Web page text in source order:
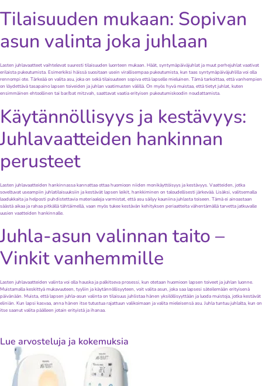
Tilaisuuden mukaan: Sopivan
asun valinta joka juhlaan
Lasten juhlavaatteet vaihtelevat suuresti tilaisuuden luonteen mukaan. Häät, syntymäpäiväjuhlat ja muut perhejuhlat vaativat
erilaista pukeutumista. Esimerkiksi häissä suositaan usein virallisempaa pukeutumista, kun taas syntymäpäiväjuhlilla voi olla
rennompi ote. Tärkeää on valita asu, joka on sekä tilaisuuteen sopiva että lapselle mieluinen. Tämä tarkoittaa, että vanhempien
on löydettävä tasapaino lapsen toiveiden ja juhlan vaatimusten välillä. On myös hyvä muistaa, että tietyt juhlat, kuten
ensimmäinen ehtoollinen tai bar/bat mitzvah, saattavat vaatia erityisen pukeutumiskoodin noudattamista.
Käytännöllisyys ja kestävyys:
Juhlavaatteiden hankinnan
perusteet
Lasten juhlavaatteiden hankinnassa kannattaa ottaa huomioon niiden monikäyttöisyys ja kestävyys. Vaatteiden, jotka
soveltuvat useampiin juhlatilaisuuksiin ja kestävät lapsen leikit, hankkiminen on taloudellisesti järkevää. Lisäksi, valitsemalla
laadukkaita ja helposti puhdistettavia materiaaleja varmistat, että asu säilyy kauniina juhlasta toiseen. Tämä ei ainoastaan
säästä aikaa ja rahaa pitkällä tähtäimellä, vaan myös tukee kestävän kehityksen periaatteita vähentämällä tarvetta jatkuvalle
uusien vaatteiden hankinnalle.
Juhla-asun valinnan taito –
Vinkit vanhemmille
Lasten juhlavaatteiden valinta voi olla hauska ja palkitseva prosessi, kun otetaan huomioon lapsen toiveet ja juhlan luonne.
Muistamalla keskittyä mukavuuteen, tyyliin ja käytännöllisyyteen, voit valita asun, joka saa lapsesi säteilemään erityisenä
päivänään. Muista, että lapsen juhla-asun valinta on tilaisuus juhlistaa hänen yksilöllisyyttään ja luoda muistoja, jotka kestävät
eliniän. Kun lapsi kasvaa, anna hänen itse tutustua rajattuun valikoimaan ja valita mieleisensä asu. Juhla tuntuu juhlalta, kun on
itse saanut valita päälleen jotain erityistä ja ihanaa.
Lue arvosteluja ja kokemuksia